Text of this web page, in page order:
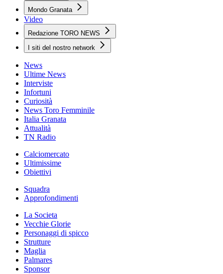
Mondo Granata
Video
Redazione TORO NEWS
I siti del nostro network
News
Ultime News
Interviste
Infortuni
Curiosità
News Toro Femminile
Italia Granata
Attualità
TN Radio
Calciomercato
Ultimissime
Obiettivi
Squadra
Approfondimenti
La Societa
Vecchie Glorie
Personaggi di spicco
Strutture
Maglia
Palmares
Sponsor